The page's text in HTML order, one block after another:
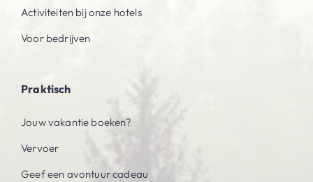
Activiteiten bij onze hotels
Voor bedrijven
Praktisch
Jouw vakantie boeken?
Vervoer
Geef een avontuur cadeau